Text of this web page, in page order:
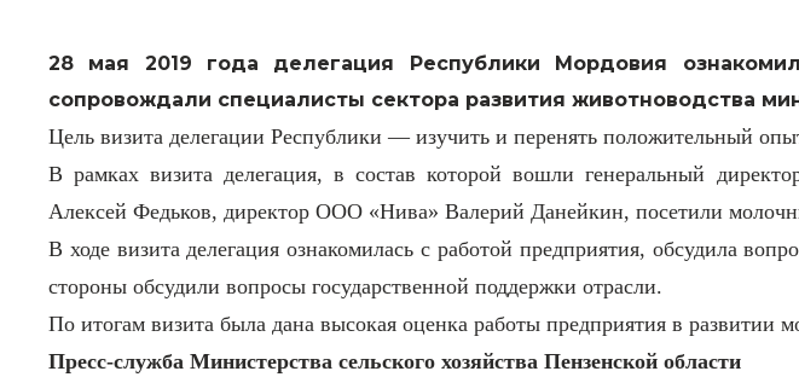
28 мая 2019 года делегация Республики Мордовия
сопровождали специалисты сектора развития животноводства
Цель визита делегации Республики — изучить и перенять положительный
В рамках визита делегация, в состав которой вошли генеральный
Алексей Федьков, директор ООО «Нива» Валерий Данейкин, посетили
В ходе визита делегация ознакомилась с работой предприятия, обсудила
стороны обсудили вопросы государственной поддержки отрасли.
По итогам визита была дана высокая оценка работы предприятия в развитии
Пресс-служба Министерства сельского хозяйства Пензенской области